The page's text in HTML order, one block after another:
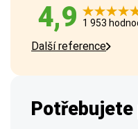
4,9 1 953
Další reference
Potřebujete